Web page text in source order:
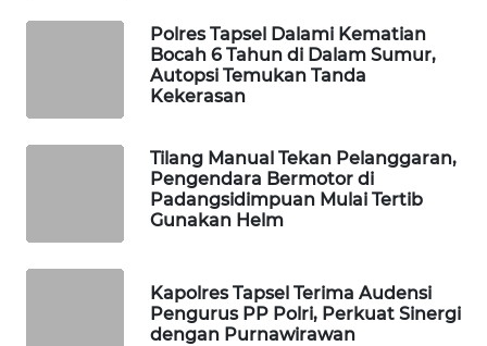
Polres Tapsel Dalami Kematian
Bocah 6 Tahun di Dalam Sumur,
Autopsi Temukan Tanda
Kekerasan
Tilang Manual Tekan Pelanggaran,
Pengendara Bermotor di
Padangsidimpuan Mulai Tertib
Gunakan Helm
Kapolres Tapsel Terima Audensi
Pengurus PP Polri, Perkuat Sinergi
dengan Purnawirawan
SIDIKALANG